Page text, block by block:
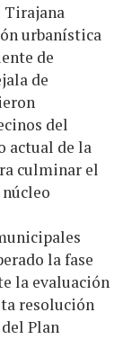
Tirajana
urbanística
de
de
del
actual de la
culminar el
la fase
la evaluación
resolución
Plan